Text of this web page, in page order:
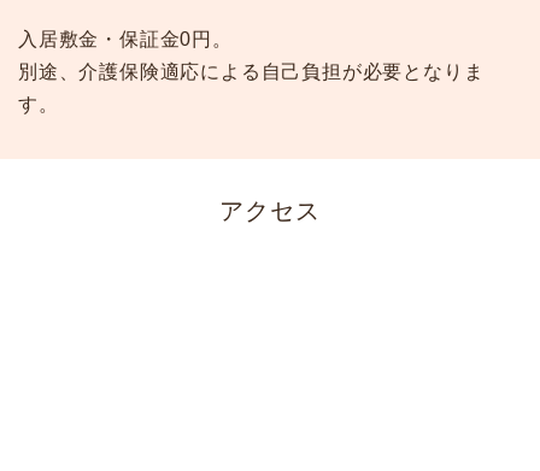
入居敷金・保証金0円。
別途、介護保険適応による自己負担が必要となりま
す。
アクセス